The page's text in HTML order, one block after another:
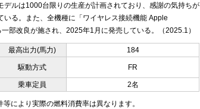
デルは1000台限りの生産が計画されており、感謝の気持ちが
いる。また、全機種に「ワイヤレス接続機能 Apple
部改良が施され、2025年1月に発売している。（2025.1）
最高出力(馬力)
184
駆動方式 FR
乗車定員 2名
により実際の燃料消費率は異なります。